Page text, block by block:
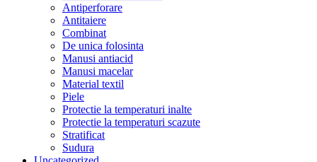
Antiperforare
Antitaiere
Combinat
De unica folosinta
Manusi antiacid
Manusi macelar
Material textil
Piele
Protectie la temperaturi inalte
Protectie la temperaturi scazute
Stratificat
Sudura